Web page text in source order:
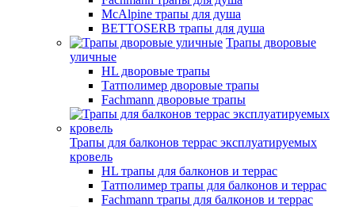
McAlpine трапы для душа
BETTOSERB трапы для душа
Трапы дворовые
уличные
HL дворовые трапы
Татполимер дворовые трапы
Fachmann дворовые трапы
Трапы для балконов террас эксплуатируемых
кровель
HL трапы для балконов и террас
Татполимер трапы для балконов и террас
Fachmann трапы для балконов и террас